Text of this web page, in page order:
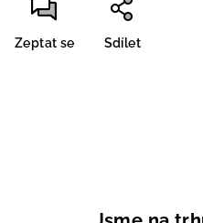
Zeptat se Sdílet